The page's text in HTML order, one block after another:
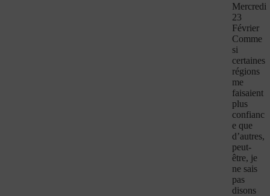
Mercredi
23
Février
Comme
si
certaines
régions
me
faisaient
plus
confianc
e que
d’autres,
peut-
être, je
ne sais
pas
disons